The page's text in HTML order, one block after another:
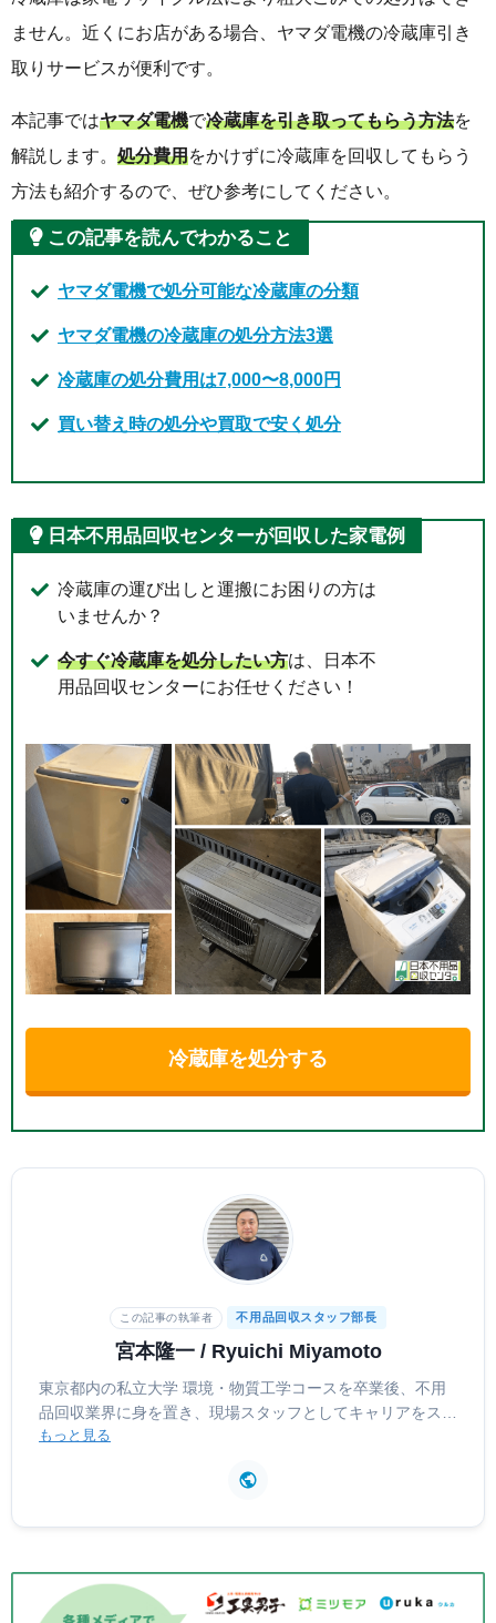
ません。近くにお店がある場合、ヤマダ電機の冷蔵庫引き
取りサービスが便利です。
本記事ではヤマダ電機で冷蔵庫を引き取ってもらう方法を
解説します。 処分費用をかけずに冷蔵庫を回収してもらう
方法も紹介するので、ぜひ参考にしてください。
この記事を読んでわかること
ヤマダ電機で処分可能な冷蔵庫の分類
ヤマダ電機の冷蔵庫の処分方法3選
冷蔵庫の処分費用は7,000〜8,000円
買い替え時の処分や買取で安く処分
日本不用品回収センターが回収した家電例
冷蔵庫の運び出しと運搬にお困りの方は
いませんか？
今すぐ冷蔵庫を処分したい方は、日本不
用品回収センターにお任せください！
冷蔵庫を処分する
この記事の執筆者 不用品回収スタッフ部長
宮本隆一 / Ryuichi Miyamoto
東京都内の私立大学 環境・物質工学コースを卒業後、不用
品回収業界に身を置き、現場スタッフとしてキャリアをスタ
ート。個人宅の片付けから法人オフィスの一括撤去まで、年
徹底してきた。現場での豊富な経験をもとに、効率的な回収
の健全化と環境負荷の軽減に貢献している。
もっと見る